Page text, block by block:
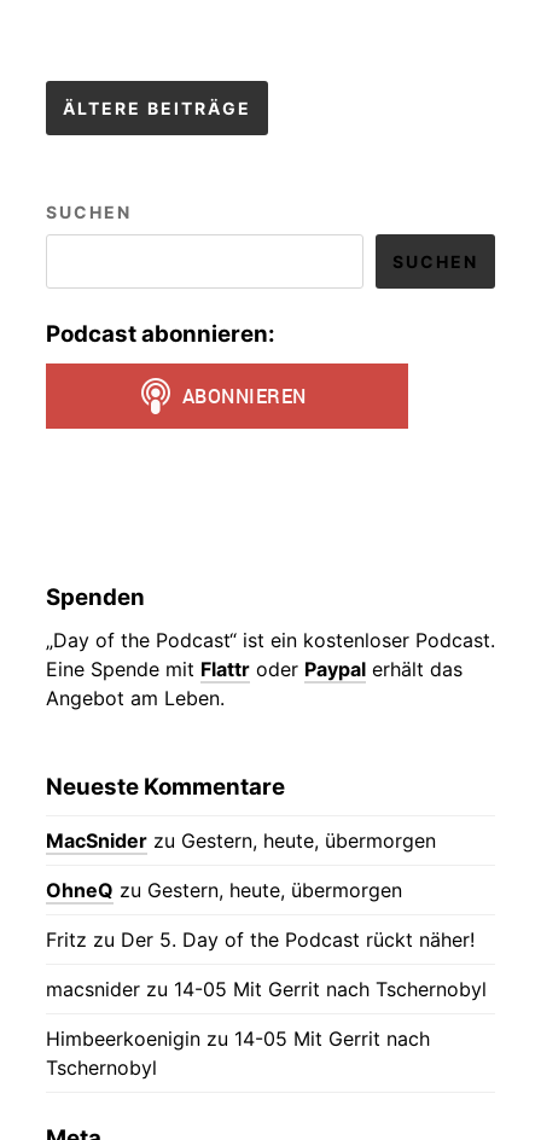
Beitragsnavigation
ÄLTERE BEITRÄGE
SUCHEN
SUCHEN
Podcast abonnieren:
Spenden
„Day of the Podcast“ ist ein kostenloser Podcast.
Eine Spende mit Flattr oder Paypal erhält das
Angebot am Leben.
Neueste Kommentare
MacSnider zu Gestern, heute, übermorgen
OhneQ zu Gestern, heute, übermorgen
Fritz zu Der 5. Day of the Podcast rückt näher!
macsnider zu 14-05 Mit Gerrit nach Tschernobyl
Himbeerkoenigin zu 14-05 Mit Gerrit nach
Tschernobyl